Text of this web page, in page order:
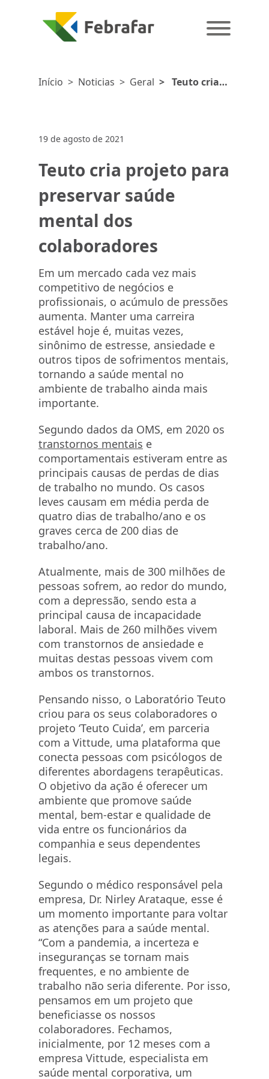
Início > Noticias > Geral > Teuto cria
19 de agosto de 2021
Teuto cria projeto para
preservar saúde
mental dos
colaboradores
Em um mercado cada vez mais
competitivo de negócios e
profissionais, o acúmulo de pressões
aumenta. Manter uma carreira
estável hoje é, muitas vezes,
sinônimo de estresse, ansiedade e
outros tipos de sofrimentos mentais,
tornando a saúde mental no
ambiente de trabalho ainda mais
importante.
Segundo dados da OMS, em 2020 os
transtornos mentais e
comportamentais estiveram entre as
principais causas de perdas de dias
de trabalho no mundo. Os casos
leves causam em média perda de
quatro dias de trabalho/ano e os
graves cerca de 200 dias de
trabalho/ano.
Atualmente, mais de 300 milhões de
pessoas sofrem, ao redor do mundo,
com a depressão, sendo esta a
principal causa de incapacidade
laboral. Mais de 260 milhões vivem
com transtornos de ansiedade e
muitas destas pessoas vivem com
ambos os transtornos.
Pensando nisso, o Laboratório Teuto
criou para os seus colaboradores o
projeto ‘Teuto Cuida’, em parceria
com a Vittude, uma plataforma que
conecta pessoas com psicólogos de
diferentes abordagens terapêuticas.
O objetivo da ação é oferecer um
ambiente que promove saúde
mental, bem-estar e qualidade de
vida entre os funcionários da
companhia e seus dependentes
legais.
Segundo o médico responsável pela
empresa, Dr. Nirley Arataque, esse é
um momento importante para voltar
as atenções para a saúde mental.
“Com a pandemia, a incerteza e
inseguranças se tornam mais
frequentes, e no ambiente de
trabalho não seria diferente. Por isso,
pensamos em um projeto que
beneficiasse os nossos
colaboradores. Fechamos,
inicialmente, por 12 meses com a
empresa Vittude, especialista em
saúde mental corporativa, um